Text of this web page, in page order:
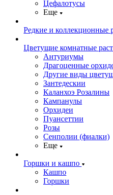
Цефалотусы
Еще
Редкие и коллекционные
Цветущие комнатные
Антуриумы
Драгоценные
Другие виды
Зантедескии
Каланхоэ Розалины
Кампанулы
Орхидеи
Пуансеттии
Розы
Сенполии (фиалки)
Еще
Горшки и кашпо
Кашпо
Горшки